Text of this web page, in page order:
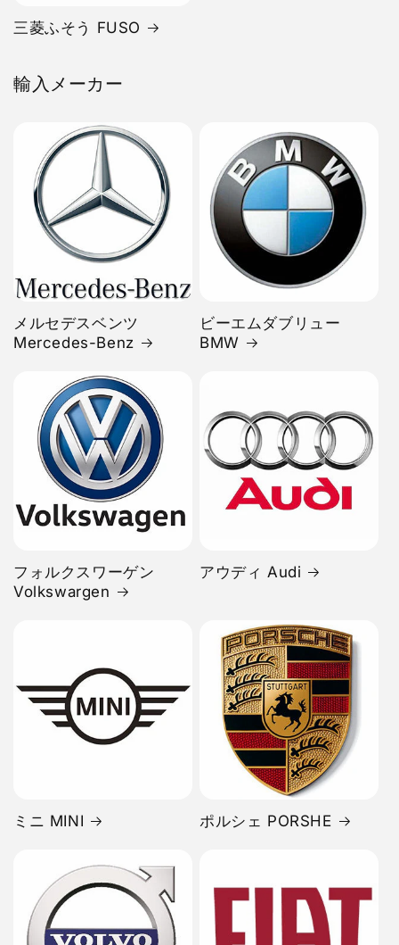
三菱ふそう FUSO
輸入メーカー
メルセデスベンツ
Mercedes-Benz
ビーエムダブリュー
BMW
フォルクスワーゲン
Volkswargen
アウディ Audi
ミニ MINI ポルシェ PORSHE